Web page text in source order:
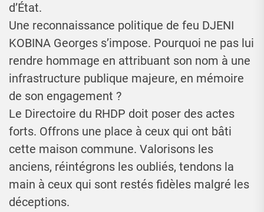
d’État.
Une reconnaissance politique de feu DJENI
KOBINA Georges s’impose. Pourquoi ne pas lui
rendre hommage en attribuant son nom à une
infrastructure publique majeure, en mémoire
de son engagement ?
Le Directoire du RHDP doit poser des actes
forts. Offrons une place à ceux qui ont bâti
cette maison commune. Valorisons les
anciens, réintégrons les oubliés, tendons la
main à ceux qui sont restés fidèles malgré les
déceptions.